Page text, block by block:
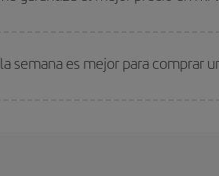
semana es mejor para comprar